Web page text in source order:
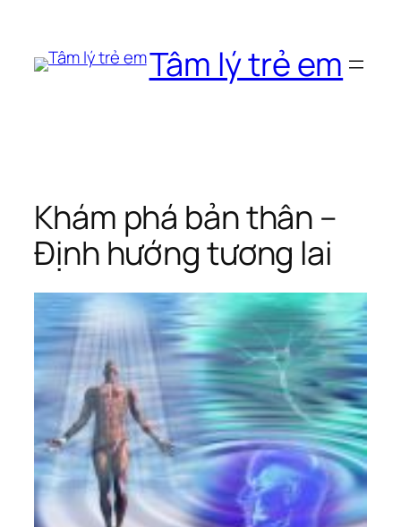
phần
Tâm lý trẻ em
Khám phá bản thân –
Định hướng tương lai